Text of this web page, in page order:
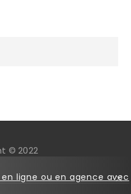
ligne ou en agence avec
© 2022